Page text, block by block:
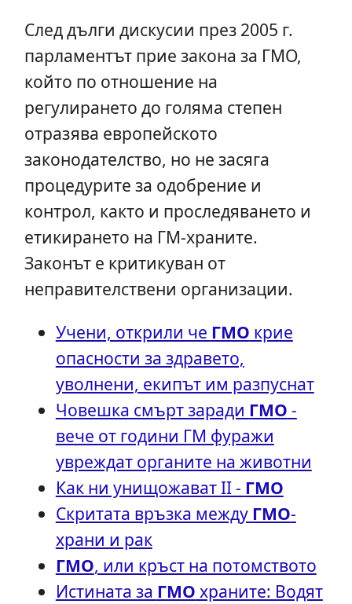
След дълги дискусии през 2005 г.
парламентът прие закона за ГМО,
който по отношение на
регулирането до голяма степен
отразява европейското
законодателство, но не засяга
процедурите за одобрение и
контрол, както и проследяването и
етикирането на ГМ-храните.
Законът е критикуван от
неправителствени организации.
Учени, открили че ГМО крие
опасности за здравето,
уволнени, екипът им разпуснат
Човешка смърт заради ГМО -
вече от години ГМ фуражи
увреждат органите на животни
Как ни унищожават II - ГМО
Скритата връзка между ГМО-
храни и рак
ГМО, или кръст на потомството
Истината за ГМО храните: Водят